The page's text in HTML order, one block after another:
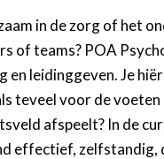
in de zorg of het
of teams? POA
en leidinggeven. Je
teveel voor de voeten
afspeelt? In de
effectief, zelfstandig,